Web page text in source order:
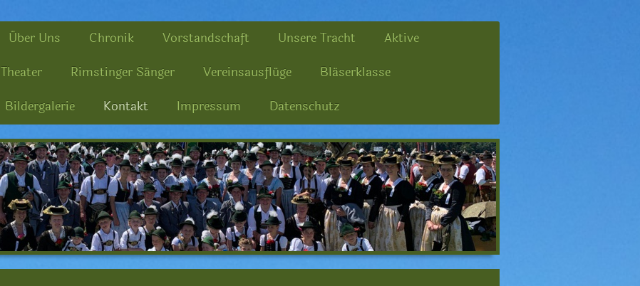
Über Uns Chronik Vorstandschaft Unsere Tracht
Aktive
Theater Rimstinger Sänger Vereinsausflüge
Bläserklasse
Bildergalerie Kontakt Impressum Datenschutz